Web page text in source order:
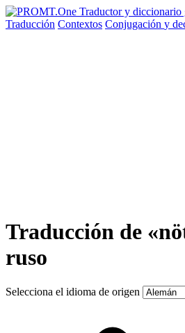
Traducción Contextos Conjugación y
Traducción de
ruso
Selecciona el idioma de origen